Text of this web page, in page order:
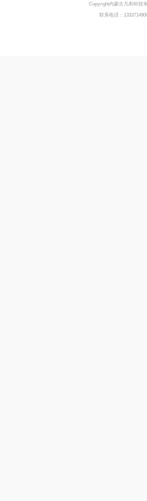
Copyright内蒙古凡和科技
联系电话：